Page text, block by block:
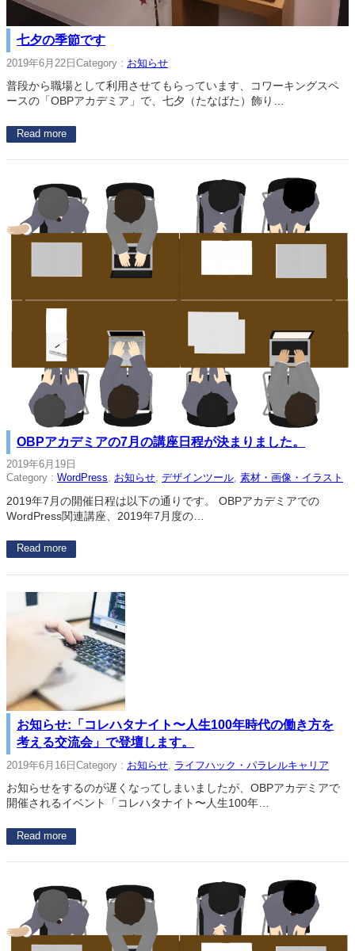
七夕の季節です
2019年6月22日 Category : お知らせ
普段から職場として利用させてもらっています、コワーキングスペ
ースの「OBPアカデミア」で、七夕（たなばた）飾り…
Read more
OBPアカデミアの7月の講座日程が決まりました。
2019年6月19日
Category : WordPress, お知らせ, デザインツール, 素材・画像・イラスト
2019年7月の開催日程は以下の通りです。 OBPアカデミアでの
WordPress関連講座、2019年7月度の…
Read more
お知らせ:「コレハタナイト〜人生100年時代の働き方を
考える交流会」で登壇します。
2019年6月16日 Category : お知らせ ライフハック・パラレルキャリア
お知らせをするのが遅くなってしまいましたが、OBPアカデミアで
開催されるイベント「コレハタナイト〜人生100年…
Read more